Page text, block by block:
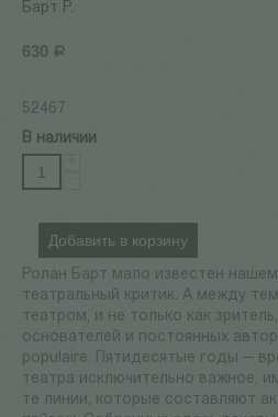
Барт Р.
630 Р
52467
В наличии
Добавить в корзину
Ролан Барт мало известен
театральный критик. А между
театром, и не только как
основателей и постоянных
populaire. Пятидесятые годы —
театра исключительно важное,
те линии, которые составляют